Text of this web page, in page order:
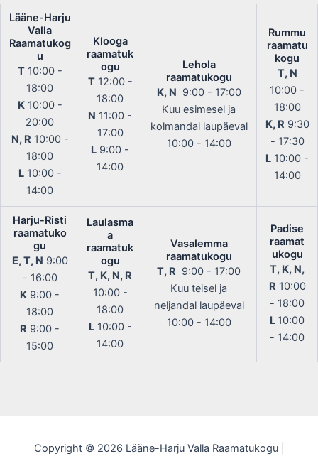
Lääne-Harju
Valla
Raamatukog
u
T10:00 -
18:00
K10:00 -
20:00
N, R 10:00 -
18:00
L10:00 -
14:00
Klooga
raamatuk
ogu
T12:00 -
18:00
N 11:00 -
17:00
L 9:00 -
14:00
Lehola
raamatukogu
K, N 9:00 - 17:00
Kuu esimesel ja
kolmandal laupäeval
10:00 - 14:00
Rummu
raamatu
kogu
T, N
10:00 -
18:00
K, R 9:30
- 17:30
L 10:00 -
14:00
Harju-Risti
raamatuko
gu
E, T, N 9:00
- 16:00
K 9:00 -
18:00
R 9:00 -
15:00
Laulasma
a
raamatuk
ogu
T, K, N, R
10:00 -
18:00
L10:00 -
14:00
Vasalemma
raamatukogu
T, R 9:00 - 17:00
Kuu teisel ja
neljandal laupäeval
10:00 - 14:00
Padise
raamat
ukogu
T, K, N,
R 10:00
- 18:00
L 10:00
- 14:00
Copyright © 2026 Lääne-Harju Valla Raamatukogu |